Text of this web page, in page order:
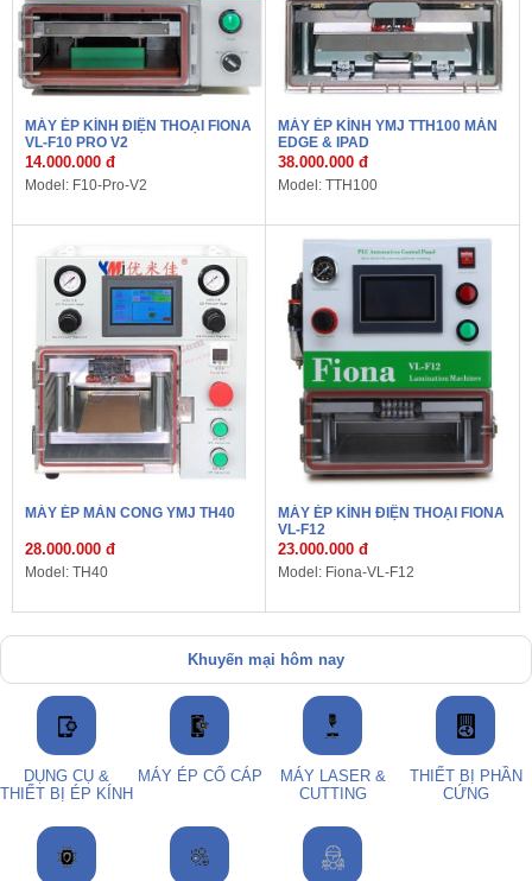
MÁY ÉP KÍNH ĐIỆN THOẠI FIONA
VL-F10 PRO V2
14.000.000 đ
Model: F10-Pro-V2
MÁY ÉP KÍNH YMJ TTH100 MÀN
EDGE & IPAD
38.000.000 đ
Model: TTH100
MÁY ÉP MÀN CONG YMJ TH40
28.000.000 đ
Model: TH40
MÁY ÉP KÍNH ĐIỆN THOẠI FIONA
VL-F12
23.000.000 đ
Model: Fiona-VL-F12
Khuyến mại hôm nay
DỤNG CỤ &
THIẾT BỊ ÉP KÍNH
MÁY ÉP CỔ CÁP
MÁY LASER &
CUTTING
THIẾT BỊ PHẦN
CỨNG